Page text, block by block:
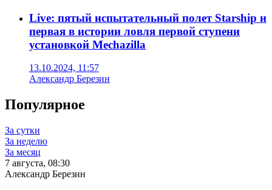
Live: пятый испытательный полет Starship и
первая в истории ловля первой ступени
установкой Mechazilla
13.10.2024, 11:57
Александр Березин
Популярное
За сутки
За неделю
За месяц
7 августа, 08:30
Александр Березин